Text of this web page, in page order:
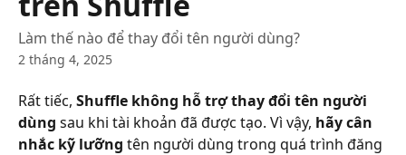
Làm thế nào để thay đổi tên người dùng?
2 tháng 4, 2025
Rất tiếc, Shuffle không hỗ trợ thay đổi tên người
dùng sau khi tài khoản đã được tạo. Vì vậy, hãy cân
nhắc kỹ lưỡng tên người dùng trong quá trình đăng